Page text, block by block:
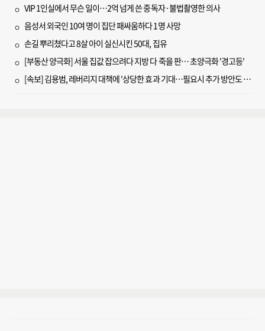
VIP 1인실에서 무슨 일이…2억 넘게 쓴 중독자·불법촬영한 의사
음성서 외국인 10여 명이 집단 패싸움하다 1명 사망
손길 뿌리쳤다고 8살 아이 실신시킨 50대, 집유
[부동산 양극화] 서울 집값 잡으려다 지방 다 죽을 판… 초양극화 '경고등'
[속보] 김용범, 레버리지 대책에 '상당한 효과 기대…필요시 추가 방안도 검토'